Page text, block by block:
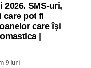
2026. SMS-uri,
care pot fi
care îşi
|
9 luni